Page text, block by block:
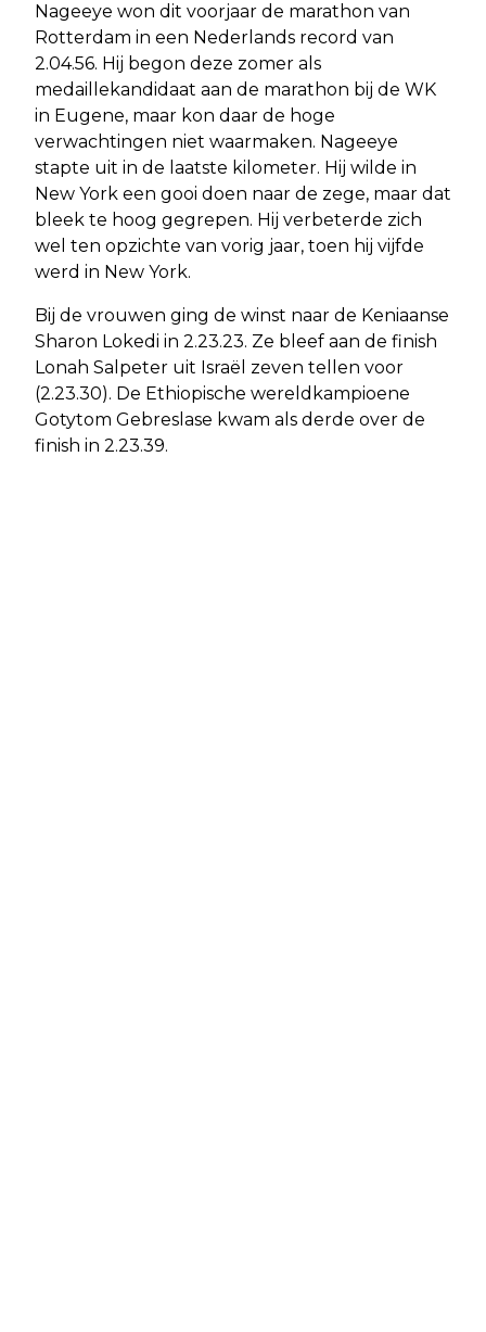
Nageeye won dit voorjaar de marathon van
Rotterdam in een Nederlands record van
2.04.56. Hij begon deze zomer als
medaillekandidaat aan de marathon bij de WK
in Eugene, maar kon daar de hoge
verwachtingen niet waarmaken. Nageeye
stapte uit in de laatste kilometer. Hij wilde in
New York een gooi doen naar de zege, maar dat
bleek te hoog gegrepen. Hij verbeterde zich
wel ten opzichte van vorig jaar, toen hij vijfde
werd in New York.
Bij de vrouwen ging de winst naar de Keniaanse
Sharon Lokedi in 2.23.23. Ze bleef aan de finish
Lonah Salpeter uit Israël zeven tellen voor
(2.23.30). De Ethiopische wereldkampioene
Gotytom Gebreslase kwam als derde over de
finish in 2.23.39.